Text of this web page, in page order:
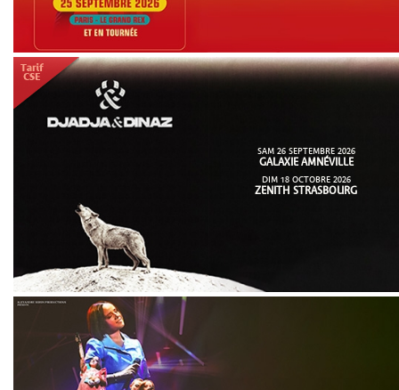
SAM 26 SEPTEMBRE 2026
GALAXIE AMNÉVILLE
DIM 18 OCTOBRE 2026
ZENITH STRASBOURG